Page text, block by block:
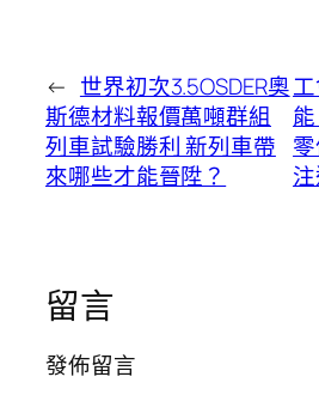
← 世界初次3.5OSDER奧
斯德材料報價萬噸群組
列車試驗勝利 新列車帶
來哪些才能晉陞？
留言
發佈留言